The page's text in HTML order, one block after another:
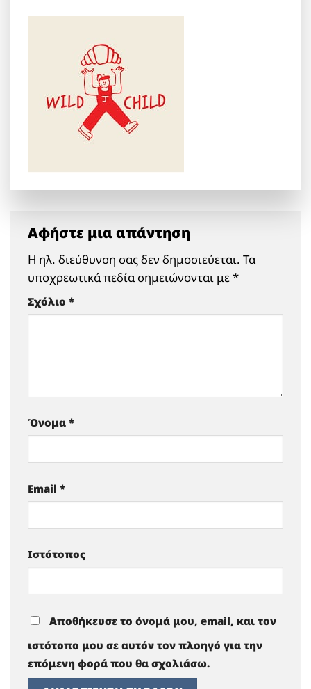
Αφήστε μια απάντηση
Η ηλ. διεύθυνση σας δεν δημοσιεύεται. Τα
υποχρεωτικά πεδία σημειώνονται με*
Σχόλιο *
Όνομα *
Email *
Ιστότοπος
Αποθήκευσε το όνομά μου, email, και τον
ιστότοπο μου σε αυτόν τον πλοηγό για την
επόμενη φορά που θα σχολιάσω.